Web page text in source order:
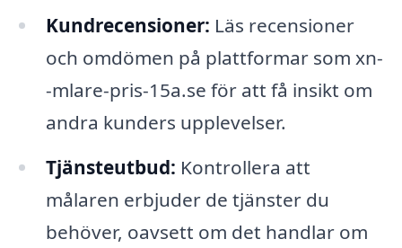
Kundrecensioner: Läs recensioner
och omdömen på plattformar som xn-
-mlare-pris-15a.se för att få insikt om
andra kunders upplevelser.
Tjänsteutbud: Kontrollera att
målaren erbjuder de tjänster du
behöver, oavsett om det handlar om